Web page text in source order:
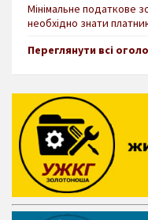
Мінімальне податкове
необхідно знати
Переглянути всі